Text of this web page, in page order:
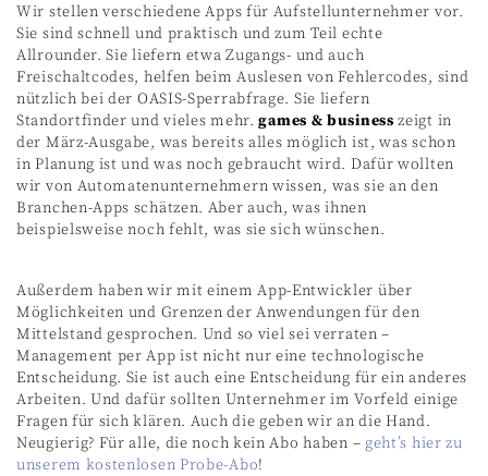
Wir stellen verschiedene Apps für Aufstellunternehmer vor.
Sie sind schnell und praktisch und zum Teil echte
Allrounder. Sie liefern etwa Zugangs- und auch
Freischaltcodes, helfen beim Auslesen von Fehlercodes, sind
nützlich bei der OASIS-Sperrabfrage. Sie liefern
Standortfinder und vieles mehr.games & business zeigt in
der März-Ausgabe, was bereits alles möglich ist, was schon
in Planung ist und was noch gebraucht wird. Dafür wollten
wir von Automatenunternehmern wissen, was sie an den
Branchen-Apps schätzen. Aber auch, was ihnen
beispielsweise noch fehlt, was sie sich wünschen.
Außerdem haben wir mit einem App-Entwickler über
Möglichkeiten und Grenzen der Anwendungen für den
Mittelstand gesprochen. Und so viel sei verraten –
Management per App ist nicht nur eine technologische
Entscheidung. Sie ist auch eine Entscheidung für ein anderes
Arbeiten. Und dafür sollten Unternehmer im Vorfeld einige
Fragen für sich klären. Auch die geben wir an die Hand.
Neugierig? Für alle, die noch kein Abo haben – geht’s hier zu
unserem kostenlosen Probe-Abo!